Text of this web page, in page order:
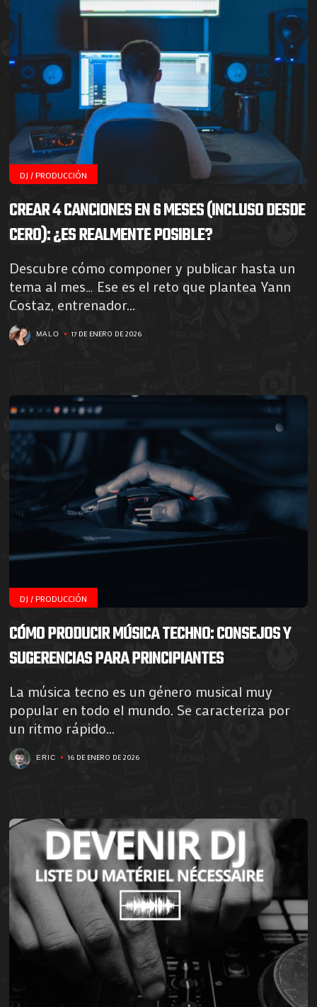
DJ / PRODUCCIÓN
CREAR 4 CANCIONES EN 6 MESES (INCLUSO DESDE
CERO): ¿ES REALMENTE POSIBLE?
Descubre cómo componer y publicar hasta un
tema al mes… Ese es el reto que plantea Yann
Costaz, entrenador...
MALO 17 DE ENERO DE 2026
DJ / PRODUCCIÓN
CÓMO PRODUCIR MÚSICA TECHNO: CONSEJOS Y
SUGERENCIAS PARA PRINCIPIANTES
La música tecno es un género musical muy
popular en todo el mundo. Se caracteriza por
un ritmo rápido...
ERIC 16 DE ENERO DE 2026